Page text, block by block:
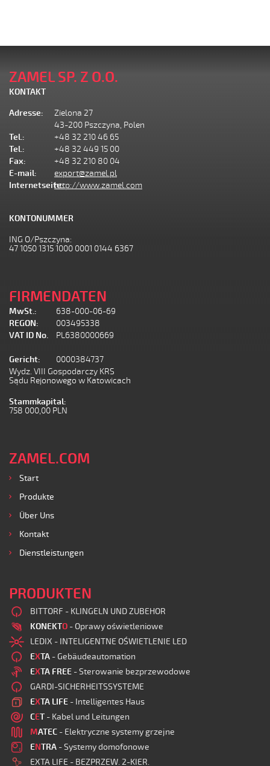
ZAMEL SP. Z O.O.
KONTAKT
Adresse:
Zielona 27
43-200 Pszczyna, Polen
Tel.:
+48 32 210 46 65
Tel.:
+48 32 449 15 00
Fax:
+48 32 210 80 04
E-mail:
export@zamel.pl
Internetseite:http://www.zamel.com
KONTONUMMER
ING O/Pszczyna:
47 1050 1315 1000 0001 0144 6367
FIRMENDATEN
MwSt.:
638-000-06-69
REGON:
003495338
VAT ID No.
PL6380000669
Gericht:
0000384737
Wydz. VIII Gospodarczy KRS
Sądu Rejonowego w Katowicach
Stammkapital:
758 000,00 PLN
ZAMEL.COM
Start
Produkte
Über Uns
Kontakt
Dienstleistungen
PRODUKTEN
BITTORF - KLINGELN UND ZUBEHOR
KONEKTO - Oprawy oświetleniowe
LEDIX - INTELIGENTNE OŚWIETLENIE LED
EXTA - Gebäudeautomation
EXTA FREE - Sterowanie bezprzewodowe
GARDI-SICHERHEITSSYSTEME
EXTA LIFE - Intelligentes Haus
CET - Kabel und Leitungen
MATEC - Elektryczne systemy grzejne
ENTRA - Systemy domofonowe
EXTA LIFE - BEZPRZEW. 2-KIER.